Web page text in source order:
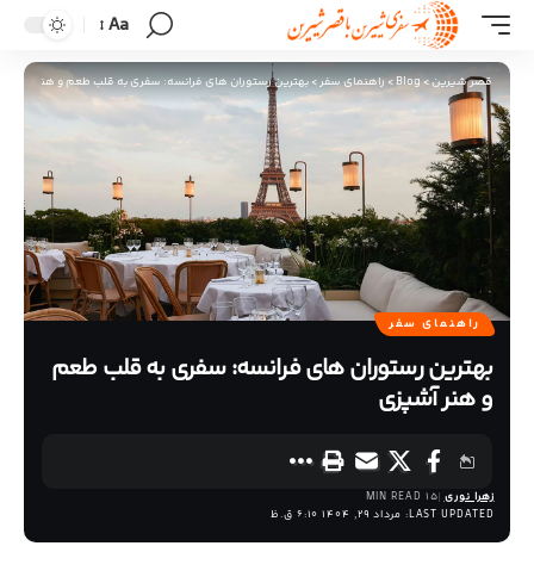
Aa
قصر شیرین>
Blog
>راهنمای سفر>بهترین رستوران‌ های فرانسه: سفری به قلب طعم و هنر آشپزی
راهنمای سفر
بهترین رستوران‌ های فرانسه: سفری به قلب طعم
و هنر آشپزی
LAST UPDATED: مرداد 29, 1404 6:10 ق.ظ
زهرا نوری 15 MIN READ